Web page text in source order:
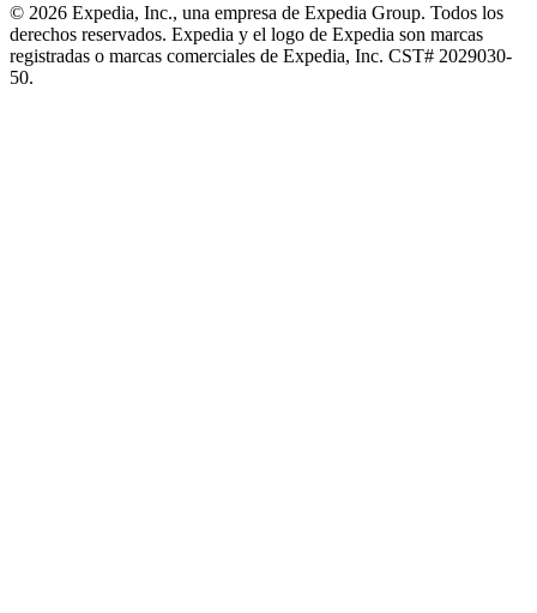
© 2026 Expedia, Inc., una empresa de Expedia Group. Todos los
derechos reservados. Expedia y el logo de Expedia son marcas
registradas o marcas comerciales de Expedia, Inc. CST# 2029030-
50.